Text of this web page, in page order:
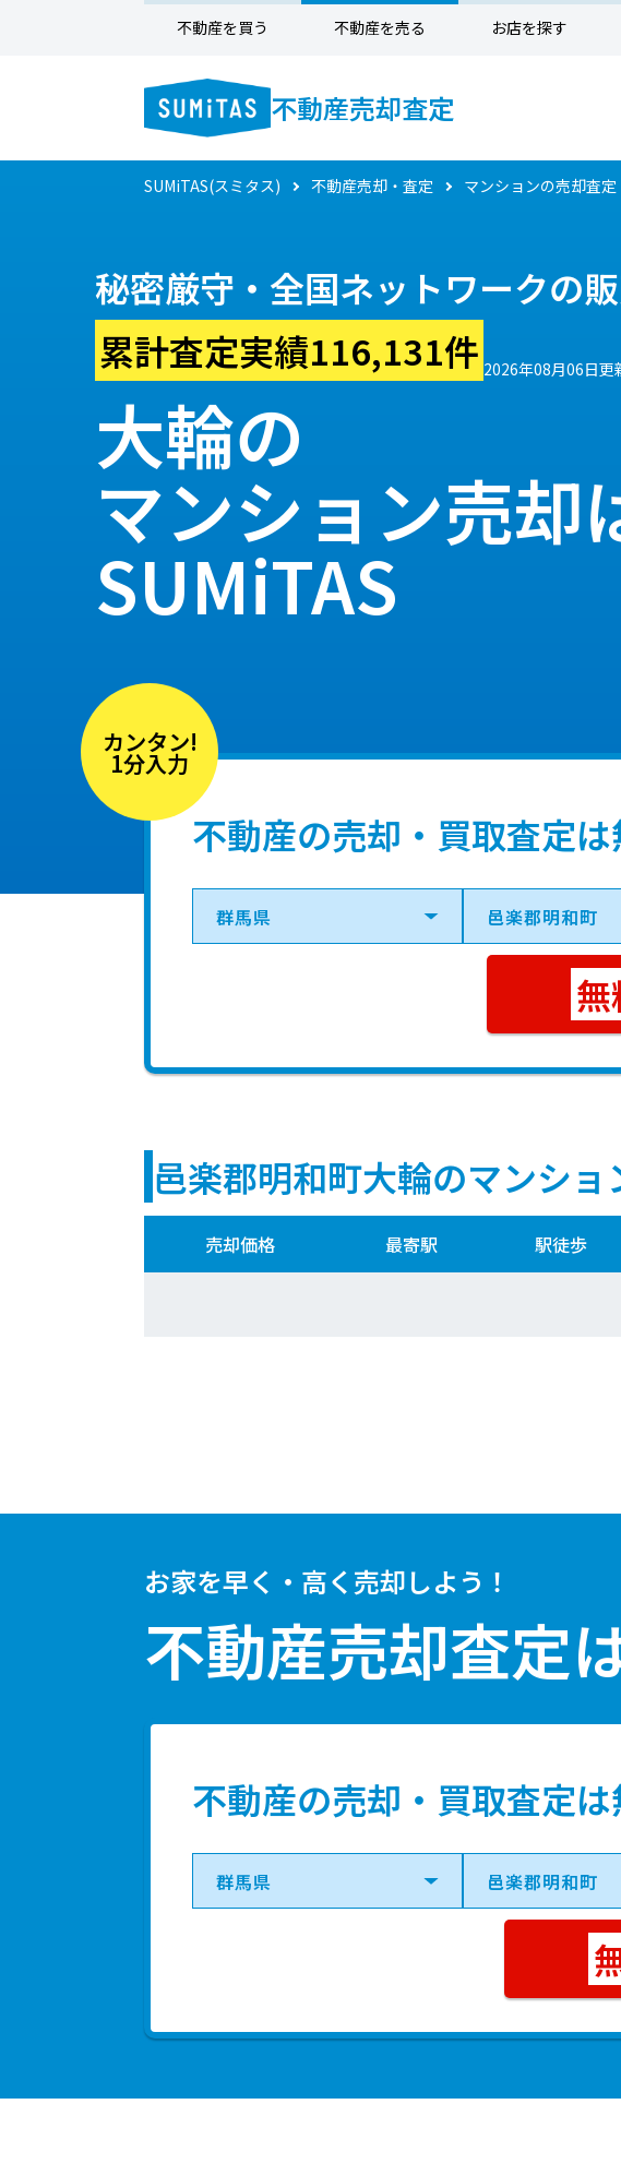
不動産を買う 不動産を売る お店を探す
不動産売却査定
SUMiTAS(スミタス) 不動産売却・査定 マンションの売却査定
秘密厳守・全国ネットワークの
累計査定実績116,131件 2026年08月06日更
大輪の
マンション売却
SUMiTAS
カンタン!
1分入力
不動産の売却・買取査定は
邑楽郡明和町大輪のマンショ
売却価格 最寄駅 駅徒歩
お家を早く・高く売却しよう！
不動産売却査定
不動産の売却・買取査定は